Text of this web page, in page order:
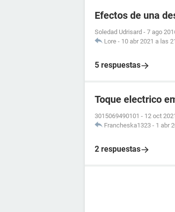
Efectos de una
Soledad Udrisard - 7 ago
Lore - 10 abr 2021 a las
5 respuestas
Toque electrico
3015069490101 - 12 oct
Francheska1323 - 1 abr
2 respuestas